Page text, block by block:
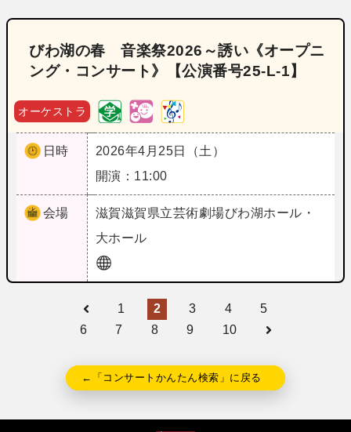
びわ湖の春 音楽祭2026～誘い《オープニ
ング・コンサート》【公演番号25‐L‐1】
オーケストラ
日時
2026年4月25日（土）
開演：11:00
会場 滋賀滋賀県立芸術劇場びわ湖ホール・
大ホール
1 2 3 4
5
6
7 8 9 10
←「コンサートかんたん検索」に戻る